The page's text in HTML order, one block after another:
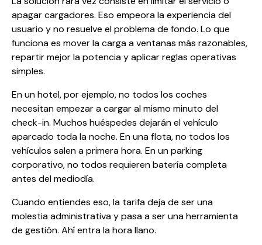
apagar cargadores. Eso empeora la experiencia del
usuario y no resuelve el problema de fondo. Lo que
funciona es mover la carga a ventanas más razonables,
repartir mejor la potencia y aplicar reglas operativas
simples.
En un hotel, por ejemplo, no todos los coches
necesitan empezar a cargar al mismo minuto del
check-in. Muchos huéspedes dejarán el vehículo
aparcado toda la noche. En una flota, no todos los
vehículos salen a primera hora. En un parking
corporativo, no todos requieren batería completa
antes del mediodía.
Cuando entiendes eso, la tarifa deja de ser una
molestia administrativa y pasa a ser una herramienta
de gestión. Ahí entra la hora llano.